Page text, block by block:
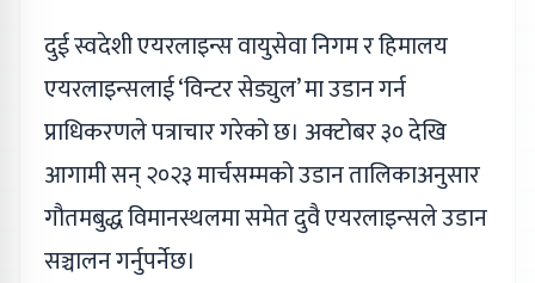
दुई स्वदेशी एयरलाइन्स वायुसेवा निगम र हिमालय
एयरलाइन्सलाई ‘विन्टर सेड्युल’ मा उडान गर्न
प्राधिकरणले पत्राचार गरेको छ। अक्टोबर ३० देखि
आगामी सन् २०२३ मार्चसम्मको उडान तालिकाअनुसार
गौतमबुद्ध विमानस्थलमा समेत दुवै एयरलाइन्सले उडान
सञ्चालन गर्नुपर्नेछ।